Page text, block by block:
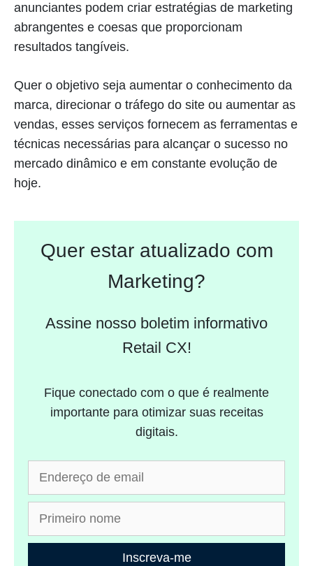
anunciantes podem criar estratégias de marketing
abrangentes e coesas que proporcionam
resultados tangíveis.
Quer o objetivo seja aumentar o conhecimento da
marca, direcionar o tráfego do site ou aumentar as
vendas, esses serviços fornecem as ferramentas e
técnicas necessárias para alcançar o sucesso no
mercado dinâmico e em constante evolução de
hoje.
Quer estar atualizado com
Marketing?
Assine nosso boletim informativo
Retail CX!
Fique conectado com o que é realmente
importante para otimizar suas receitas
digitais.
Inscreva-me